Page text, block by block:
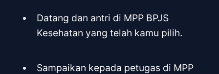
Datang dan antri di MPP BPJS
Kesehatan yang telah kamu pilih.
Sampaikan kepada petugas di MPP